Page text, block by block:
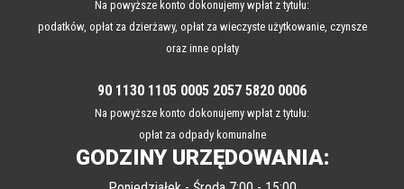
opłat za odpady komunalne
GODZINY URZĘDOWANIA: